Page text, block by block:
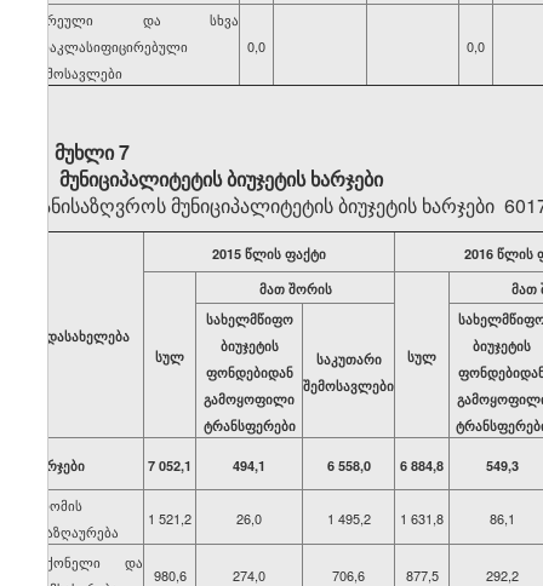
შერეული და სხვა
არაკლასიფიცირებული
შემოსავლები
0,0 0,0
მუხლი 7
მუნიციპალიტეტის ბიუჯეტის ხარჯები
განისაზღვროს მუნიციპალიტეტის ბიუჯეტის
დასახელება
2015 წლის ფაქტი 2016 წლის
სულ
მათ შორის
სულ
მათ
სახელმწიფო
ბიუჯეტის
ფონდებიდან
გამოყოფილი
ტრანსფერები
საკუთარი
შემოსავლები
ბიუჯეტის
ხარჯები 7 052,1 494,1 6 558,0 6 884,8 549,3
შრომის
ანაზღაურება
1 521,2 26,0 1 495,2 1 631,8 86,1
საქონელი და
980,6 274,0 706,6 877,5 292,2